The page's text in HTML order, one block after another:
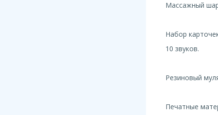
Массажный
Набор
10 звуков.
Резиновый
Печатные